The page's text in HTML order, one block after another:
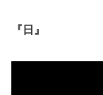
『日』